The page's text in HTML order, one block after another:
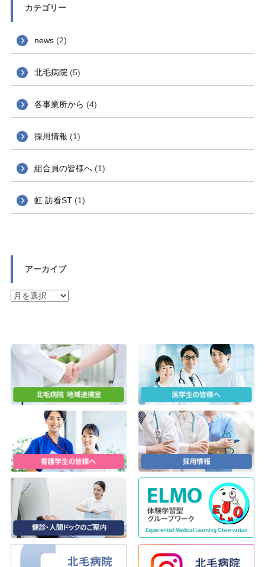
カテゴリー
news(2)
北毛病院 (5)
各事業所から (4)
採用情報 (1)
組合員の皆様へ(1)
虹 訪看ST(1)
アーカイブ